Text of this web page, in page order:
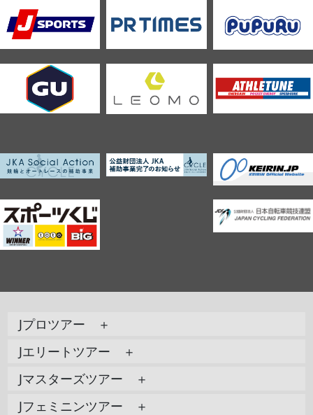
Jプロツアー ＋
Jエリートツアー ＋
Jマスターズツアー ＋
Jフェミニンツアー ＋